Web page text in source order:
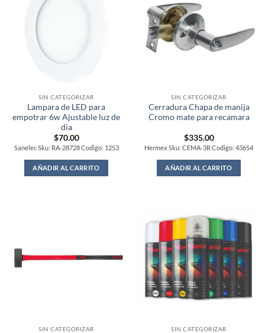
SIN CATEGORIZAR
Lampara de LED para
empotrar 6w Ajustable luz de
dia
$70.00
Sanelec Sku: RA-28728 Codigo: 1253
AÑADIR AL CARRITO
SIN CATEGORIZAR
Cerradura Chapa de manija
Cromo mate para recamara
$335.00
Hermex Sku: CEMA-3R Codigo: 43654
AÑADIR AL CARRITO
SIN CATEGORIZAR SIN CATEGORIZAR